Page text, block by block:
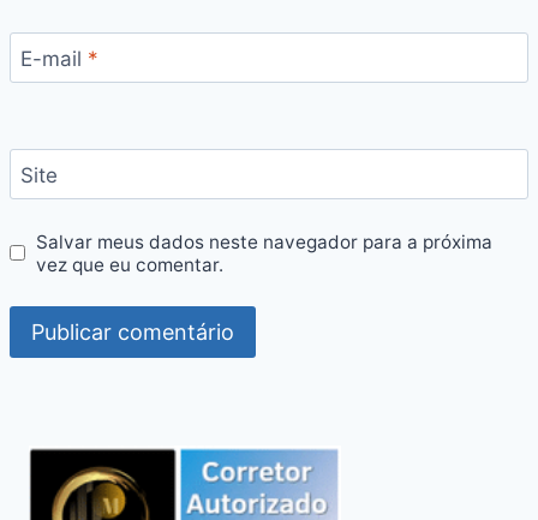
E-mail *
Site
Salvar meus dados neste navegador para a próxima
vez que eu comentar.